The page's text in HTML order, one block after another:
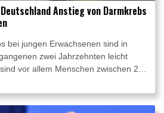
Anstieg von Darmkrebs
bei jungen Erwachsenen sind in
zwei Jahrzehnten leicht
vor allem Menschen zwischen 20
Krebsforschungszentrum
Dienstag mitteilte. Von jährlich rund
entfallen demnach etwa fünf